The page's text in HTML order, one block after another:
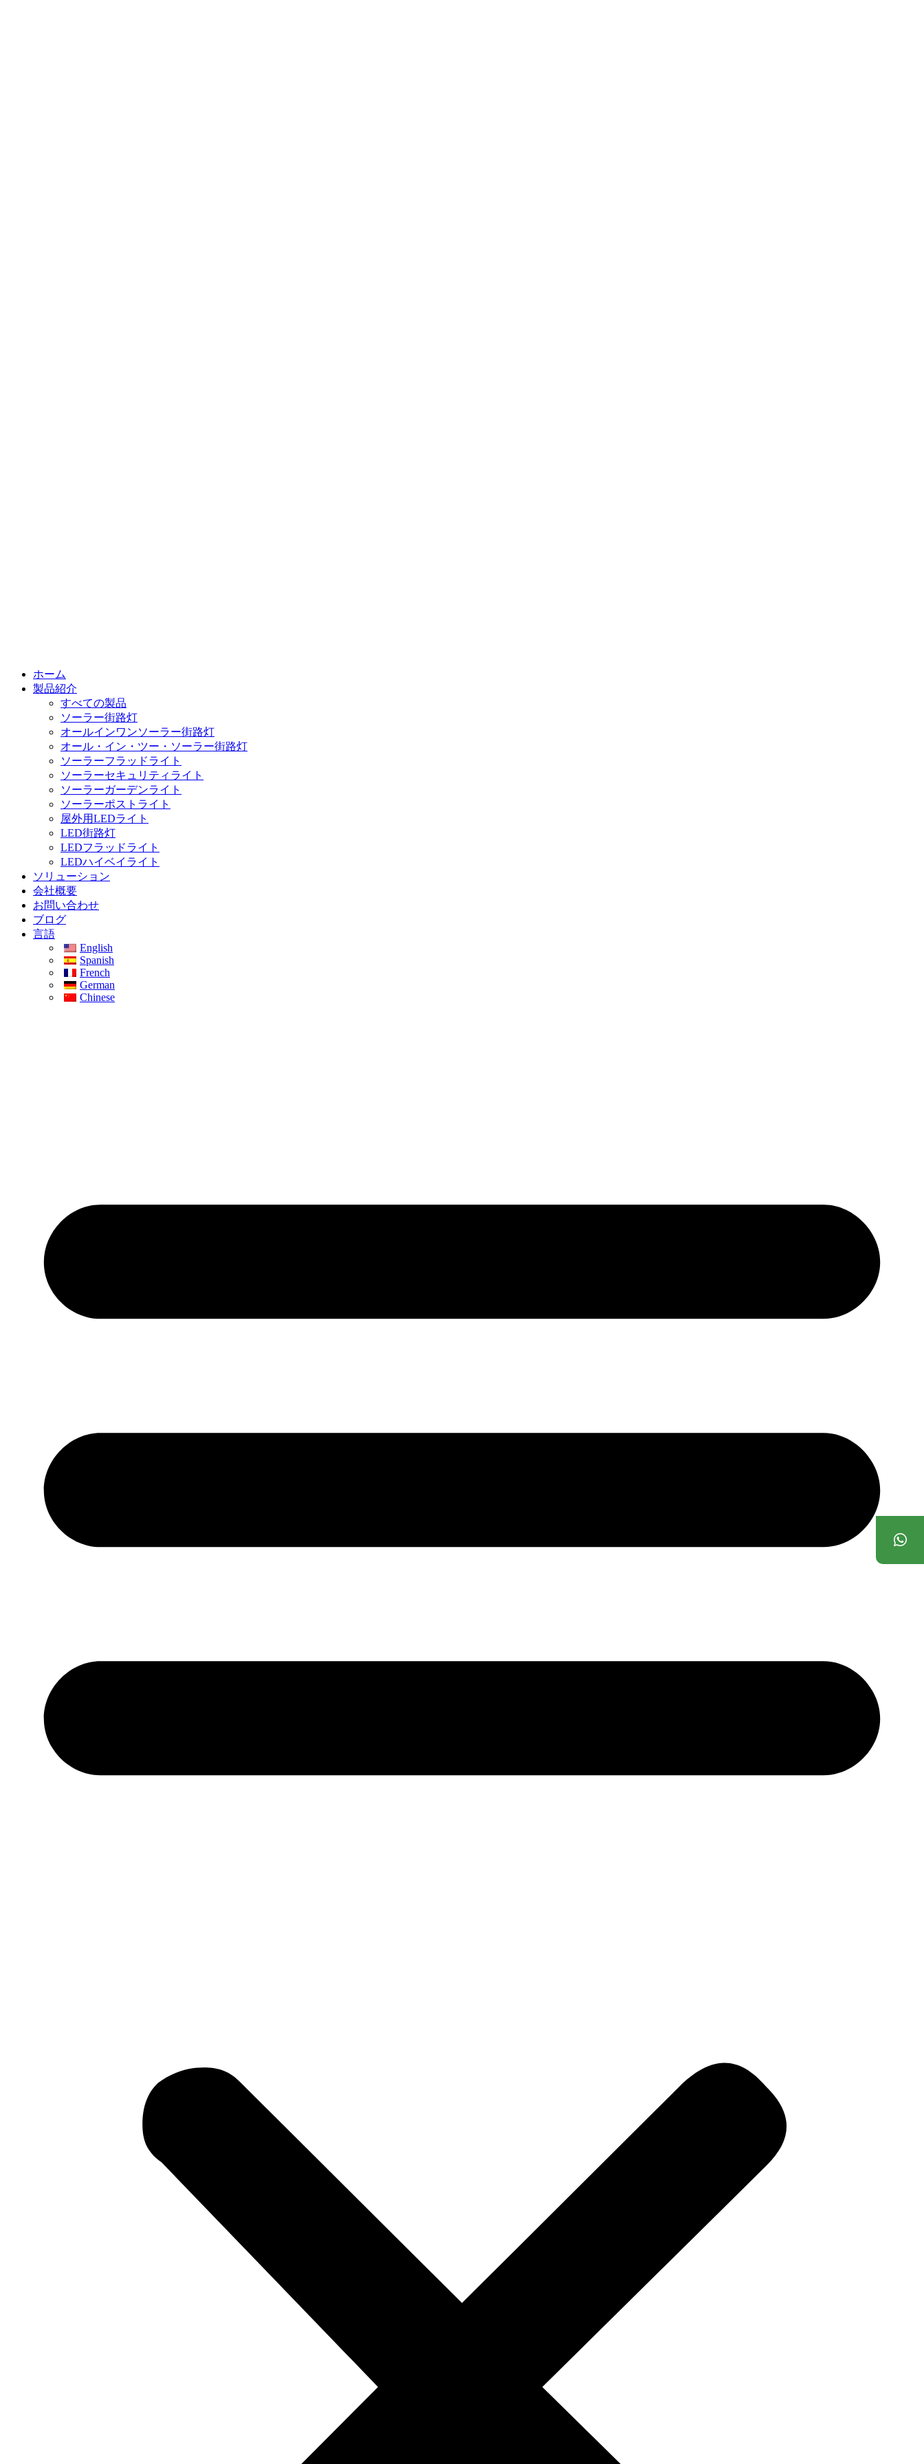
ホーム
製品紹介
すべての製品
ソーラー街路灯
オールインワンソーラー街路灯
オール・イン・ツー・ソーラー街路灯
ソーラーフラッドライト
ソーラーセキュリティライト
ソーラーガーデンライト
ソーラーポストライト
屋外用LEDライト
LED街路灯
LEDフラッドライト
LEDハイベイライト
ソリューション
会社概要
お問い合わせ
ブログ
言語
English
Spanish
French
German
Chinese